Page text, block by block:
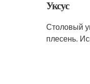
Уксус
Столовый
плесень.